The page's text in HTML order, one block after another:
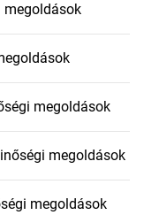
megoldások
megoldások
megoldások
megoldások